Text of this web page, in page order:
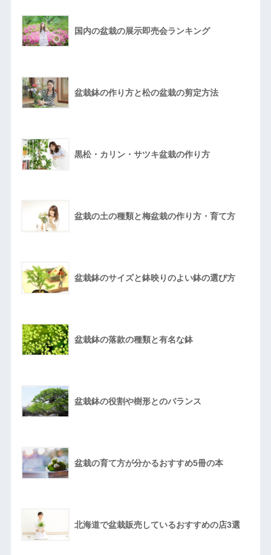
国内の盆栽の展示即売会ランキング
盆栽鉢の作り方と松の盆栽の剪定方法
黒松・カリン・サツキ盆栽の作り方
盆栽の土の種類と梅盆栽の作り方・育て方
盆栽鉢のサイズと鉢映りのよい鉢の選び方
盆栽鉢の落款の種類と有名な鉢
盆栽鉢の役割や樹形とのバランス
盆栽の育て方が分かるおすすめ5冊の本
北海道で盆栽販売しているおすすめの店3選